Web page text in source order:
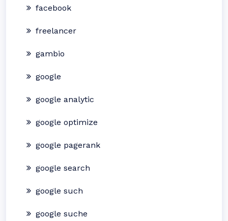
facebook
freelancer
gambio
google
google analytic
google optimize
google pagerank
google search
google such
google suche